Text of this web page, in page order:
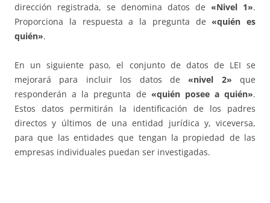
dirección registrada, se denomina datos de «Nivel 1».
Proporciona la respuesta a la pregunta de«quién es
quién».
En un siguiente paso, el conjunto de datos de LEI se
mejorará para incluir los datos de«nivel 2» que
responderán a la pregunta de «quién posee a quién».
Estos datos permitirán la identificación de los padres
directos y últimos de una entidad jurídica y, viceversa,
para que las entidades que tengan la propiedad de las
empresas individuales puedan ser investigadas.